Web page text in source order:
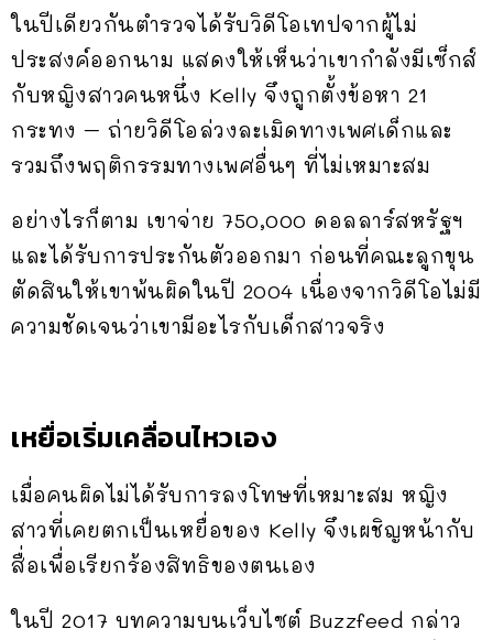
ในปีเดียวกันตำรวจได้รับวิดีโอเทปจากผู้ไม่
ประสงค์ออกนาม แสดงให้เห็นว่าเขากำลังมีเซ็กส์
กับหญิงสาวคนหนึ่ง Kelly จึงถูกตั้งข้อหา 21
กระทง – ถ่ายวิดีโอล่วงละเมิดทางเพศเด็กและ
รวมถึงพฤติกรรมทางเพศอื่นๆ ที่ไม่เหมาะสม
อย่างไรก็ตาม เขาจ่าย 750,000 ดอลลาร์สหรัฐฯ
และได้รับการประกันตัวออกมา ก่อนที่คณะลูกขุน
ตัดสินให้เขาพ้นผิดในปี 2004 เนื่องจากวิดีโอไม่มี
ความชัดเจนว่าเขามีอะไรกับเด็กสาวจริง
เหยื่อเริ่มเคลื่อนไหวเอง
เมื่อคนผิดไม่ได้รับการลงโทษที่เหมาะสม หญิง
สาวที่เคยตกเป็นเหยื่อของ Kelly จึงเผชิญหน้ากับ
สื่อเพื่อเรียกร้องสิทธิของตนเอง
ในปี 2017 บทความบนเว็บไซต์ Buzzfeed กล่าว